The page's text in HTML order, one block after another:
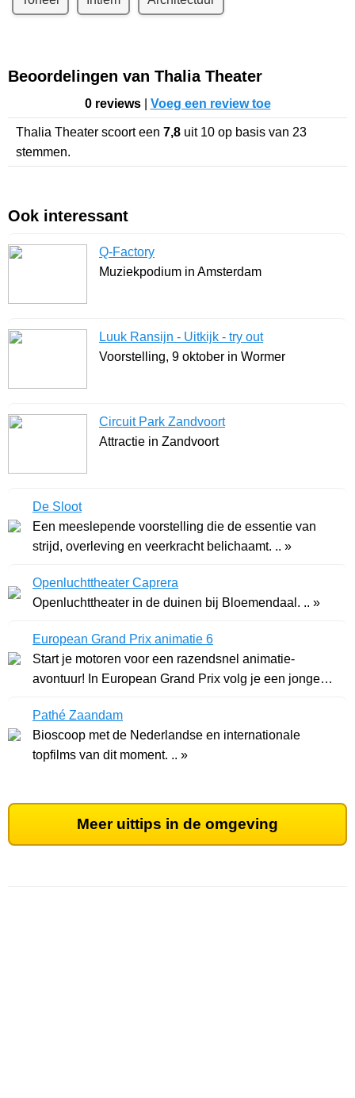
Beoordelingen van Thalia Theater
0 reviews| Voeg een review toe
Thalia Theater scoort een 7,8 uit 10 op basis van 23
stemmen.
Ook interessant
Q-Factory
Muziekpodium in Amsterdam
Luuk Ransijn - Uitkijk - try out
Voorstelling, 9 oktober in Wormer
Circuit Park Zandvoort
Attractie in Zandvoort
De Sloot
Een meeslepende voorstelling die de essentie van
strijd, overleving en veerkracht belichaamt. .. »
Openluchttheater Caprera
Openluchttheater in de duinen bij Bloemendaal. .. »
European Grand Prix animatie 6
Start je motoren voor een razendsnel animatie-
avontuur! In European Grand Prix volg je een jonge
Pathé Zaandam
Bioscoop met de Nederlandse en internationale
topfilms van dit moment. .. »
Meer uittips in de omgeving